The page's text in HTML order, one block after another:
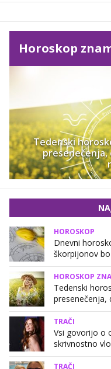
Horoskop
Tedenski
presenečenja,
HOROSKOP
Dnevni
škorpijonov
HOROSKOP
Tedenski
presenečenja,
TRAČI
Vsi govorijo o
skrivnostno
TRAČI